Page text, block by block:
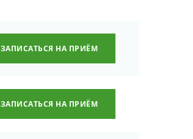
ЗАПИСАТЬСЯ НА ПРИЁМ
ЗАПИСАТЬСЯ НА ПРИЁМ